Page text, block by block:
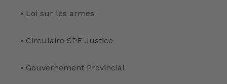
• Loi sur les armes
• Circulaire SPF Justice
• Gouvernement Provincial